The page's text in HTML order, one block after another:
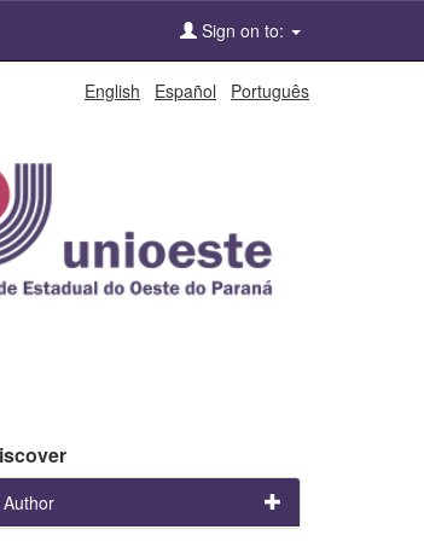
Sign on to:
English Español Português
Author